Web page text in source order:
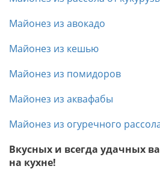
Майонез из авокадо
Майонез из кешью
Майонез из помидоров
Майонез из аквафабы
Майонез из огуречного
Вкусных и всегда удачных
на кухне!